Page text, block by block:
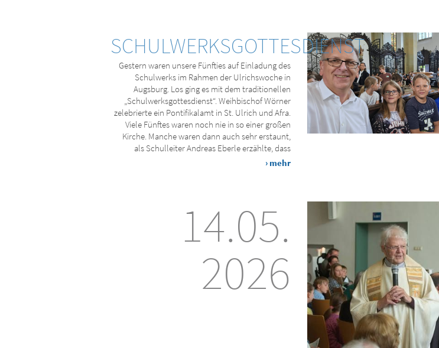
SCHULWERKSGOTTESDIENST
Gestern waren unsere Fünfties auf Einladung des
Schulwerks im Rahmen der Ulrichswoche in
Augsburg. Los ging es mit dem traditionellen
„Schulwerksgottesdienst“. Weihbischof Wörner
zelebrierte ein Pontifikalamt in St. Ulrich und Afra.
Viele Fünftes waren noch nie in so einer großen
Kirche. Manche waren dann auch sehr erstaunt,
als Schulleiter Andreas Eberle erzählte, dass
› mehr
14.05.
2026